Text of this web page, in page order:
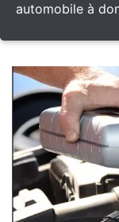
automobile à